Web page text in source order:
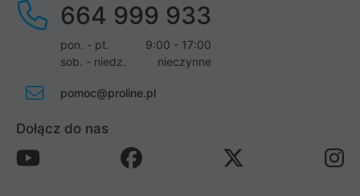
664 999 933
pon. - pt.
9:00 - 17:00
sob. - niedz.
nieczynne
pomoc@proline.pl
Dołącz do nas